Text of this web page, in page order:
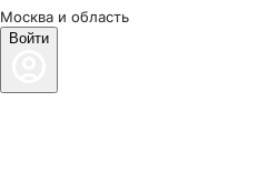
Москва и область
Войти